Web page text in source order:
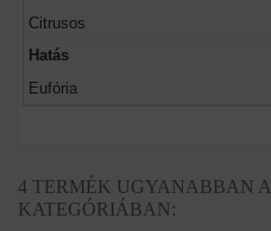
Citrusos
Hatás
Eufória
4 TERMÉK UGYANABBAN A
KATEGÓRIÁBAN: